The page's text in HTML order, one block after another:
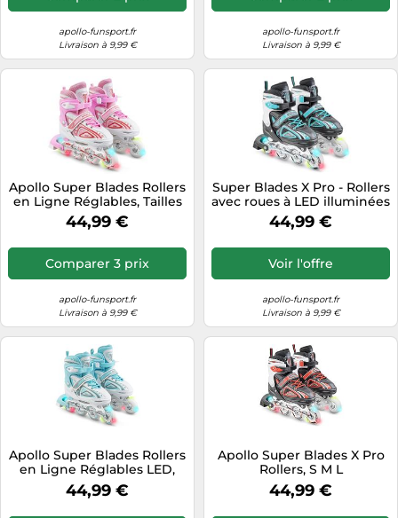
Taille-haies
Techniques de mesure
Textiles de maison
Tondeuses
Tronçonneuses
Tuyaux d'arrosage
Éclairage
Informatique
Jeux électroniques
Lave-linge
Machines à coudre
Montres connectées
Médias
Objectifs photo
Ordinateurs portables
Plaques de cuisson
Reflex numériques
Robots de cuisine
Réfrigérateurs
Smartphones
Sèche-linge
Tablettes tactiles
Téléphonie
Téléviseurs
Vélos
Vélos biking
Vêtements de sport
Équipement outdoor
apollo-funsport.fr
Livraison à 9,99 €
apollo-funsport.fr
Livraison à 9,99 €
Apollo Super Blades Rollers
en Ligne Réglables, Tailles
31 à 42, LED
44,99 €
Comparer 3 prix
apollo-funsport.fr
Livraison à 9,99 €
Super Blades X Pro - Rollers
avec roues à LED illuminées
- Menthe
44,99 €
Voir l'offre
apollo-funsport.fr
Livraison à 9,99 €
Apollo Super Blades Rollers
en Ligne Réglables LED,
Tailles 31 à 42
44,99 €
Apollo Super Blades X Pro
Rollers, S M L
44,99 €